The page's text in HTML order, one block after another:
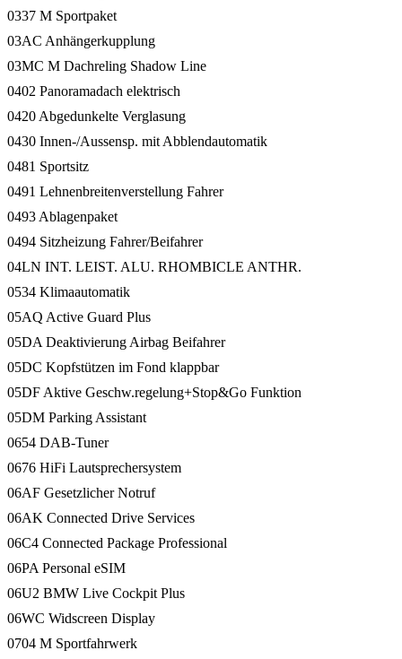
0337 M Sportpaket
03AC Anhängerkupplung
03MC M Dachreling Shadow Line
0402 Panoramadach elektrisch
0420 Abgedunkelte Verglasung
0430 Innen-/Aussensp. mit Abblendautomatik
0481 Sportsitz
0491 Lehnenbreitenverstellung Fahrer
0493 Ablagenpaket
0494 Sitzheizung Fahrer/Beifahrer
04LN INT. LEIST. ALU. RHOMBICLE ANTHR.
0534 Klimaautomatik
05AQ Active Guard Plus
05DA Deaktivierung Airbag Beifahrer
05DC Kopfstützen im Fond klappbar
05DF Aktive Geschw.regelung+Stop&Go Funktion
05DM Parking Assistant
0654 DAB-Tuner
0676 HiFi Lautsprechersystem
06AF Gesetzlicher Notruf
06AK Connected Drive Services
06C4 Connected Package Professional
06PA Personal eSIM
06U2 BMW Live Cockpit Plus
06WC Widscreen Display
0704 M Sportfahrwerk